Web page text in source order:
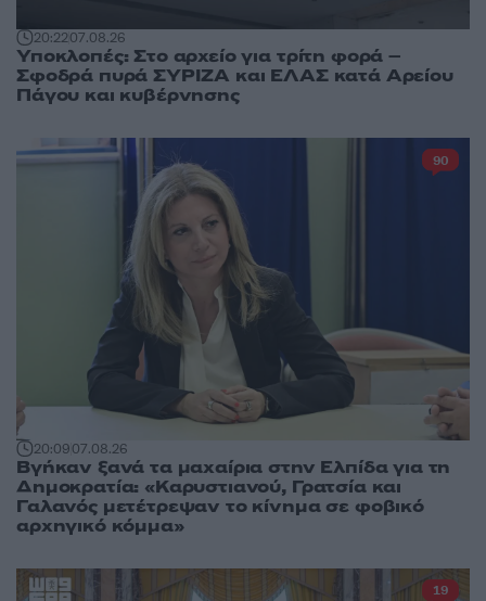
20:2207.08.26
Υποκλοπές: Στο αρχείο για τρίτη φορά –
Σφοδρά πυρά ΣΥΡΙΖΑ και ΕΛΑΣ κατά Αρείου
Πάγου και κυβέρνησης
20:0907.08.26
Βγήκαν ξανά τα μαχαίρια στην Ελπίδα για τη
Δημοκρατία: «Καρυστιανού, Γρατσία και
Γαλανός μετέτρεψαν το κίνημα σε φοβικό
αρχηγικό κόμμα»
90
19